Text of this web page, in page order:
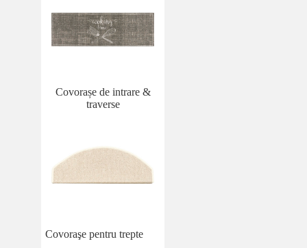
Covorașe de intrare &
traverse
Covoraşe pentru trepte